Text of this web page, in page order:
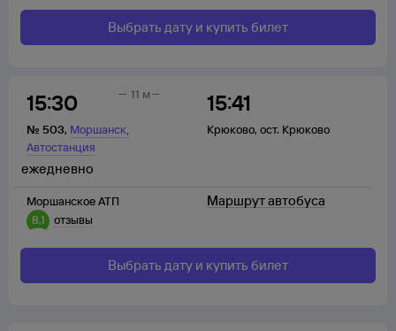
Выбрать дату и купить билет
15:30
№ 503, Моршанск,
Автостанция
15:41
Крюково, ост. Крюково
11 м
Моршанское АТП
8,1
отзывы
ежедневно
Маршрут автобуса
Выбрать дату и купить билет